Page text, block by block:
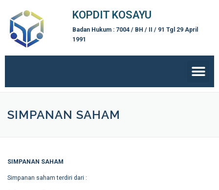
KOPDIT KOSAYU
Badan Hukum : 7004 / BH / II / 91 Tgl 29 April
1991
SIMPANAN SAHAM
SIMPANAN SAHAM
Simpanan saham terdiri dari :